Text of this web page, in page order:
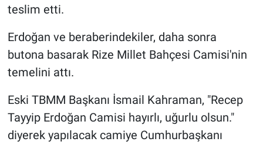
teslim etti.
Erdoğan ve beraberindekiler, daha sonra
butona basarak Rize Millet Bahçesi Camisi'nin
temelini attı.
Eski TBMM Başkanı İsmail Kahraman, "Recep
Tayyip Erdoğan Camisi hayırlı, uğurlu olsun."
diyerek yapılacak camiye Cumhurbaşkanı